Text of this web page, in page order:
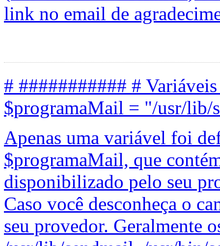
link no email de
# ########### #
$programaMail = "/usr/lib/
Apenas uma variável foi
$programaMail, que
disponibilizado pelo seu
Caso você desconheça o
seu provedor. Geralmente